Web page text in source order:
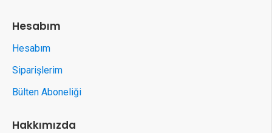
Hesabım
Hesabım
Siparişlerim
Bülten Aboneliği
Hakkımızda